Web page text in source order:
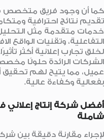
كما أن وجود فريق
تقديم نتائج احترافية
خدمات متقدمة مثل التحليل
التفاعلية، وتقنيات الواقع
لخلق تجارب إعلانية أكثر
الشركات الرائدة حلولًا
عميل، مما يتيح لهم تحقيق
بفعالية وكفاءة عالية.
أفضل شركة إنتاج إعلاني
شاملة
لإجراء مقارنة دقيقة بين